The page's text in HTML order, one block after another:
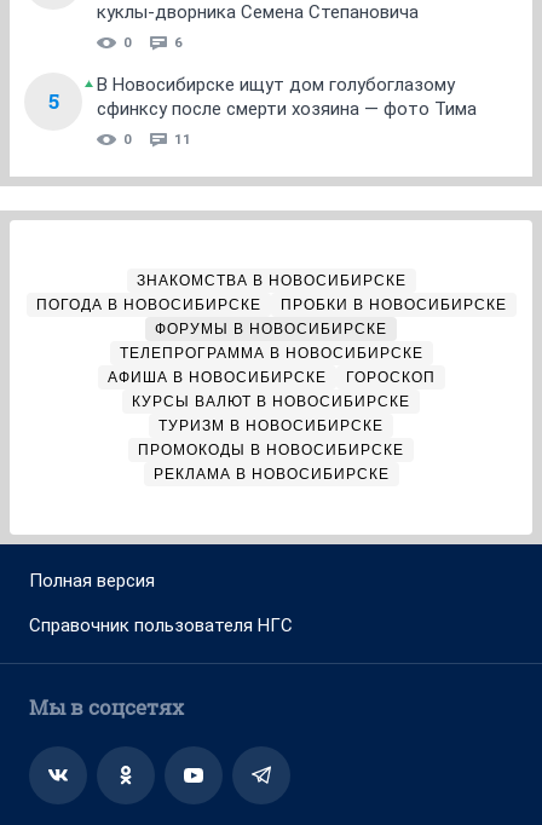
куклы-дворника Семена Степановича
0 6
5
В Новосибирске ищут дом голубоглазому
сфинксу после смерти хозяина — фото Тима
0 11
ЗНАКОМСТВА В НОВОСИБИРСКЕ
ПОГОДА В НОВОСИБИРСКЕ
ПРОБКИ В НОВОСИБИРСКЕ
ФОРУМЫ В НОВОСИБИРСКЕ
ТЕЛЕПРОГРАММА В НОВОСИБИРСКЕ
АФИША В НОВОСИБИРСКЕ
ГОРОСКОП
КУРСЫ ВАЛЮТ В НОВОСИБИРСКЕ
ТУРИЗМ В НОВОСИБИРСКЕ
ПРОМОКОДЫ В НОВОСИБИРСКЕ
РЕКЛАМА В НОВОСИБИРСКЕ
Полная версия
Справочник пользователя НГС
Мы в соцсетях